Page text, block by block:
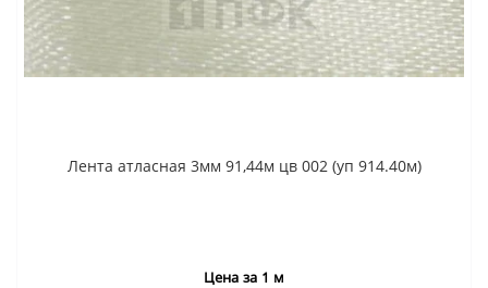
Лента атласная 3мм 91,44м цв 002 (уп 914.40м)
Цена за 1 м